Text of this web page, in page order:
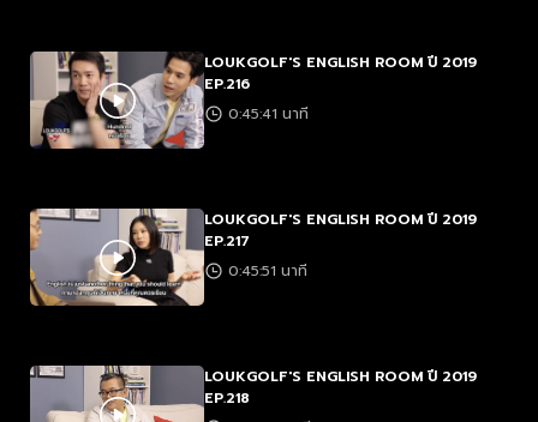
LOUKGOLF'S ENGLISH ROOM ปี 2019
EP.216
0:45:41 นาที
LOUKGOLF'S ENGLISH ROOM ปี 2019
EP.217
0:45:51 นาที
LOUKGOLF'S ENGLISH ROOM ปี 2019
EP.218